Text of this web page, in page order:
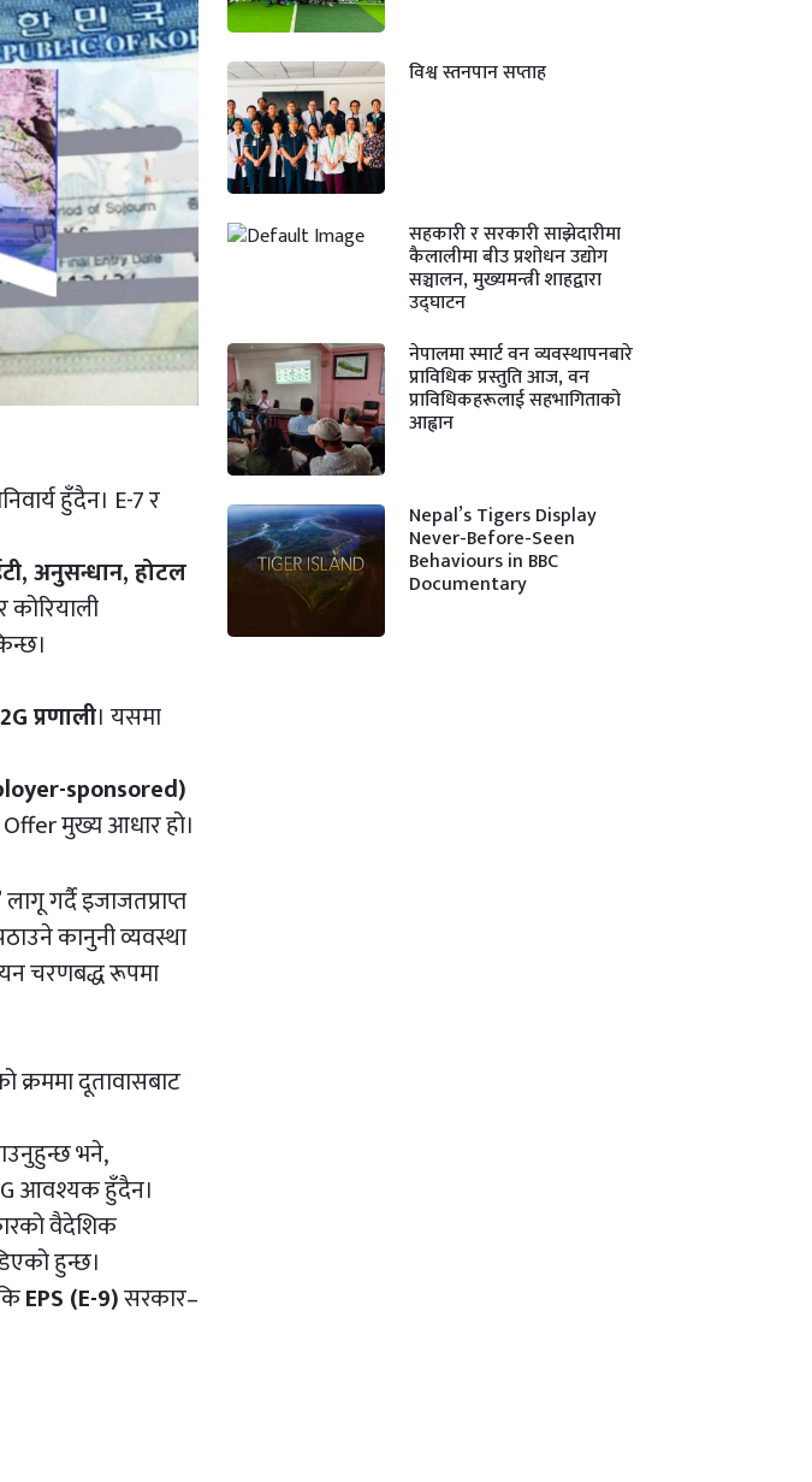
हुँदैन। E-7 र
अनुसन्धान, होटल
कोरियाली
प्रणाली। यसमा
sponsored)
Offer मुख्य आधार हो।
लागू गर्दै इजाजतप्राप्त
कानुनी व्यवस्था
चरणबद्ध रूपमा
क्रममा दूतावासबाट
भने,
आवश्यक हुँदैन।
वैदेशिक
हुन्छ।
EPS (E-9)सरकार–
विश्व स्तनपान सप्ताह
सहकारी र सरकारी साझेदारीमा
कैलालीमा बीउ प्रशोधन उद्योग
सञ्चालन, मुख्यमन्त्री शाहद्वारा
उद्घाटन
नेपालमा स्मार्ट वन व्यवस्थापनबारे
प्राविधिक प्रस्तुति आज, वन
प्राविधिकहरूलाई सहभागिताको
आह्वान
Nepal’s Tigers Display
Never-Before-Seen
Behaviours in BBC
Documentary